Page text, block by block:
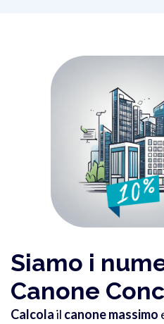
Siamo i
Canone
Calcolail canone massimo